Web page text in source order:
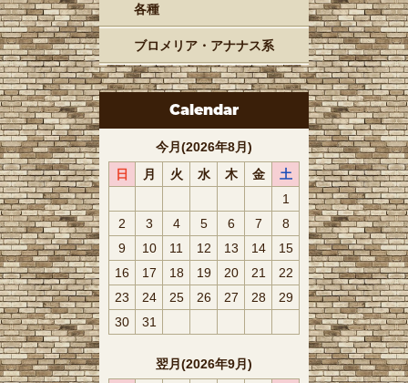
各種
ブロメリア・アナナス系
Calendar
今月(2026年8月)
日
月 火 水 木 金
土
1
2
3 4 5 6 7
8
9
10 11 12 13 14
15
16
17 18 19 20 21
22
23
24 25 26 27 28
29
30
31
翌月(2026年9月)